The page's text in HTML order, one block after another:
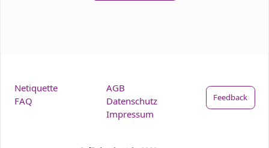
Netiquette
FAQ
AGB
Datenschutz
Impressum
Feedback